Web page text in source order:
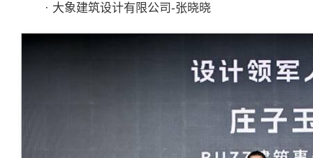
· 大象建筑设计有限公司-张晓晓